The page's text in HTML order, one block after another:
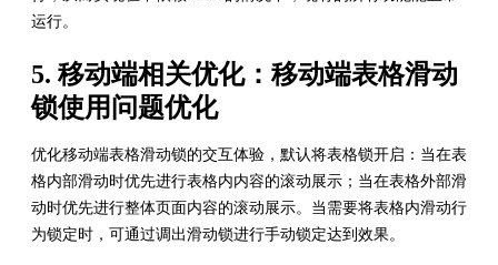
运行。
5. 移动端相关优化：移动端表格滑动
锁使用问题优化
优化移动端表格滑动锁的交互体验，默认将表格锁开启：当在表
格内部滑动时优先进行表格内内容的滚动展示；当在表格外部滑
动时优先进行整体页面内容的滚动展示。当需要将表格内滑动行
为锁定时，可通过调出滑动锁进行手动锁定达到效果。